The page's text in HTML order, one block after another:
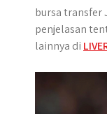
s
A
p
b
o
o
e
n
g
e
r
bursa transfer
penjelasan
lainnya di